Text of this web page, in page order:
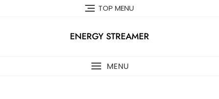
TOP MENU
ENERGY STREAMER
MENU